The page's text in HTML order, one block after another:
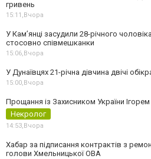
гривень
15:11,Вчора
У Камʼянці засудили 28-річного
стосовно співмешканки
15:06,Вчора
У Дунаївцях 21-річна дівчина двічі
15:00,Вчора
Прощання із Захисником України
Некролог
14:53,Вчора
Хабар за підписання контрактів з
голови Хмельницької ОВА